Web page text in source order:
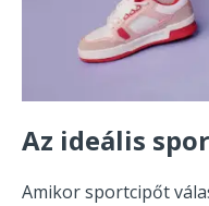
Az ideális
Amikor sportcipőt